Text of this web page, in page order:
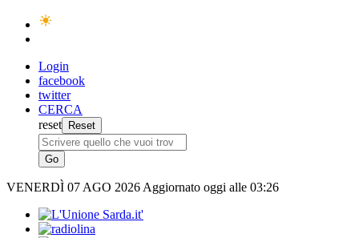
Login
facebook
twitter
CERCA
reset
VENERDÌ 07 AGO 2026 Aggiornato oggi alle 03:26